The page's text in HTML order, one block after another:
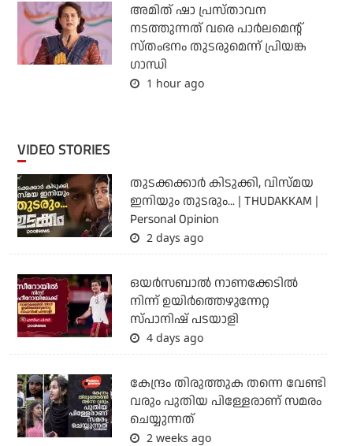
അമിത് ഷാ പ്രസ്താവന
നടത്തുന്നത് വരെ പാര്‍ലമെന്റ്
സ്തംഭനം തുടരുമെന്ന് പ്രിയങ്ക
ഗാന്ധി
1 hour ago
VIDEO STORIES
തുടക്കക്കാര്‍ കിടുക്കി, വിസ്മയ
ഇനിയും തുടരും... | THUDAKKAM |
Personal Opinion
2 days ago
ഒയര്‍സബാൽ നാണക്കേടിൽ
നിന്ന് ഉയിർത്തെഴുന്നേറ്റ
സ്പാനിഷ് പടയാളി
4 days ago
കേന്ദ്രം തിരുത്തുക തന്നെ വേണ്ടി
വരും പുതിയ പിള്ളേരാണ് സമരം
ചെയ്യുന്നത്
2 weeks ago